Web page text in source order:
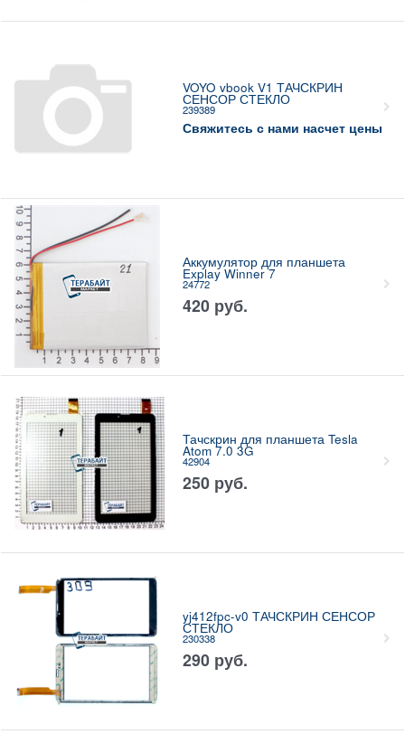
VOYO vbook V1 ТАЧСКРИН
СЕНСОР СТЕКЛО
239389
Свяжитесь с нами насчет цены
Аккумулятор для планшета
Explay Winner 7
24772
420 руб.
Тачскрин для планшета Tesla
Atom 7.0 3G
42904
250 руб.
yj412fpc-v0 ТАЧСКРИН СЕНСОР
СТЕКЛО
230338
290 руб.